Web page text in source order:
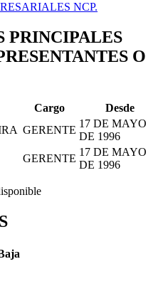
NCP.
PRINCIPALES
O
Cargo
Desde
GERENTE
17 DE MAYO
DE 1996
GERENTE
17 DE MAYO
DE 1996